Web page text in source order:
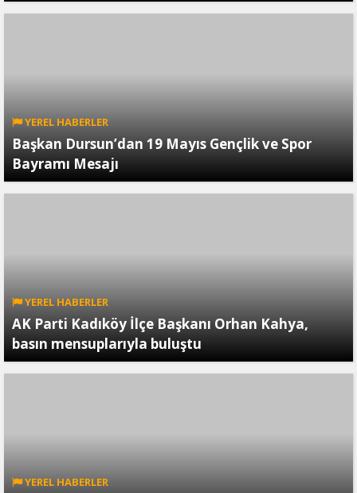
YEREL HABERLER
Başkan Dursun’dan 19 Mayıs Gençlik ve Spor
Bayramı Mesajı
YEREL HABERLER
AK Parti Kadıköy İlçe Başkanı Orhan Kahya,
basın mensuplarıyla buluştu
YEREL HABERLER